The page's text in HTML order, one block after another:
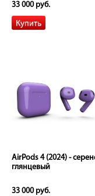
33 000 руб.
AirPods 4 (2024) -
глянцевый
33 000 руб.